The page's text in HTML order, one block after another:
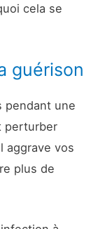
cela se
guérison
pendant une
perturber
aggrave vos
plus de